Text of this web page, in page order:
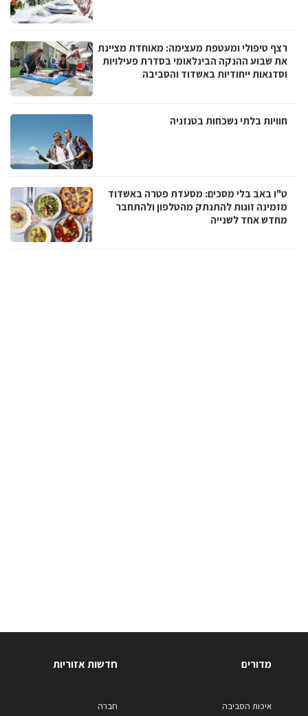
רצף טיפולי ומעטפת מעצימה: מאוחדת מציינת
את שבוע ההנקה הבינלאומי בסדרת פעילויות
וסדנאות ייחודיות באשדוד והסביבה
חוויות בלתי נשכחות בטנזניה
ט"ו באב בלי מסכים: מסעדת פטרה באשדוד
מזמינה זוגות להתנתק מהטלפון ולהתחבר
מחדש אחד לשנייה
מדורים
איכות הסביבה
חדשות אזוריות
חברה